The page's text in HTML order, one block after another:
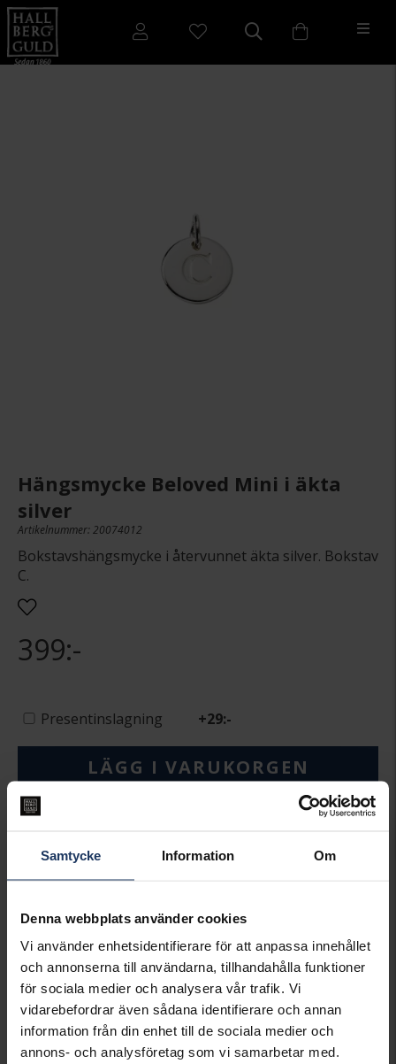
Samtycke Information Om
Denna webbplats använder cookies
Vi använder enhetsidentifierare för att anpassa innehållet
och annonserna till användarna, tillhandahålla funktioner
för sociala medier och analysera vår trafik. Vi
vidarebefordrar även sådana identifierare och annan
information från din enhet till de sociala medier och
annons- och analysföretag som vi samarbetar med.
Hängsmycke Beloved Mini i äkta
silver
Artikelnummer: 20074012
Bokstavshängsmycke i återvunnet äkta silver. Bokstav
C.
399:-
Presentinslagning +29:-
LÄGG I VARUKORGEN
Lagervara.
Öppet köp i 30 dagar vid onlineköp.
INFO
VARUMÄRKE
Syster P
MATERIAL
Silver
Matchande produkter och andra varianter